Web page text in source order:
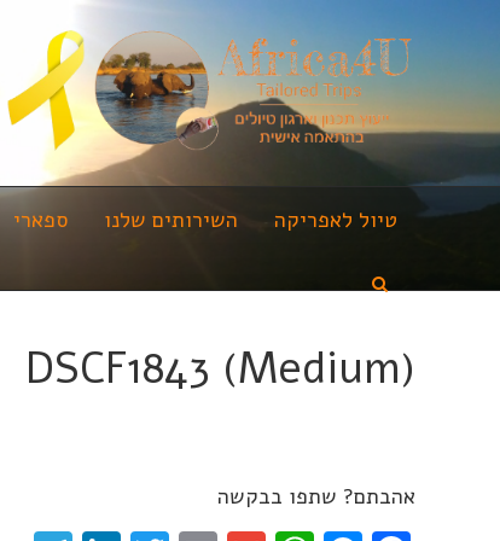
טיול לאפריקה השירותים שלנו ספארי
DSCF1843 (Medium)
אהבתם? שתפו בבקשה